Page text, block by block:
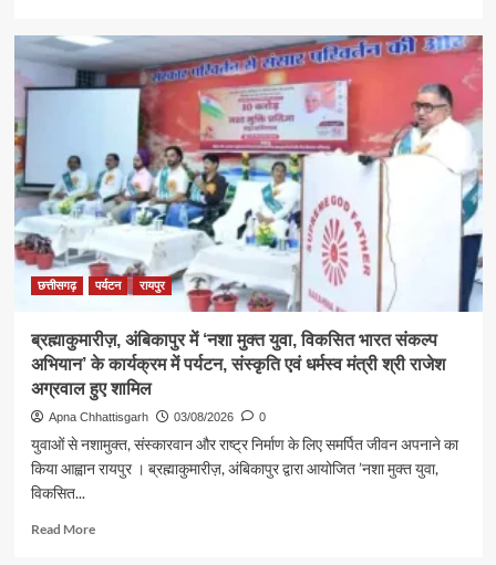
श्रावण
के
प्रथम
कैबिनेट
मंत्री
श्री
राजेश
अग्रवाल
ने
लखनपुर
में
विधि-
विधान
जलाभिषेक,
प्रदेशवासियों
शांति,
छत्तीसगढ़ पर्यटन रायपुर
ब्रह्माकुमारीज़, अंबिकापुर में ‘नशा मुक्त युवा, विकसित भारत संकल्प
अभियान’ के कार्यक्रम में पर्यटन, संस्कृति एवं धर्मस्व मंत्री श्री राजेश
अग्रवाल हुए शामिल
Apna Chhattisgarh 03/08/2026 0
युवाओं से नशामुक्त, संस्कारवान और राष्ट्र निर्माण के लिए समर्पित जीवन अपनाने का
किया आह्वान रायपुर । ब्रह्माकुमारीज़, अंबिकापुर द्वारा आयोजित ’नशा मुक्त युवा,
विकसित...
Read MoreRead